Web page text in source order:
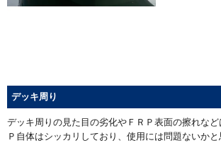
デッキ周り
デッキ周りの見た目の劣化やＦＲＰ表面の擦れなど
Ｐ自体はシッカリしており、使用には問題ないかと